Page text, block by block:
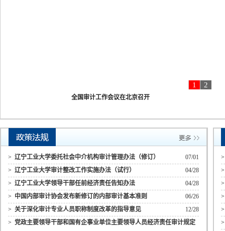
1 2
全国审计工作会议在北京召开
> 辽宁工业大学委托社会中介机构审计管理办法（修订）
07/01
> 辽宁工业大学审计整改工作实施办法（试行）
04/28
> 辽宁工业大学领导干部任前经济责任告知办法
04/28
> 中国内部审计协会发布新修订的内部审计基本准则
06/26
> 关于深化审计专业人员职称制度改革的指导意见
12/28
> 党政主要领导干部和国有企事业单位主要领导人员经济责任审计规定